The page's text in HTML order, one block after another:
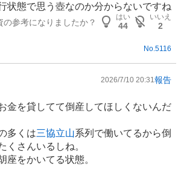
状態で思う壺なのか分からないですね
の参考になりましたか？
はい
44
いいえ
2
No.5116
2026/7/10 20:31報告
金を貸してて倒産してほしくないんだ
多くは三協立山系列で働いてるから倒
くさんいるしね。
座をかいてる状態。